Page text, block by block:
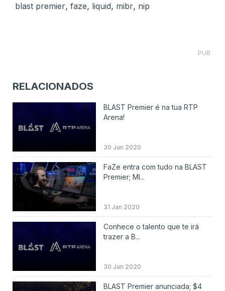
blast premier, faze, liquid, mibr, nip
PUB
RELACIONADOS
BLAST Premier é na tua RTP
Arena!
30 Jan 2020
FaZe entra com tudo na BLAST
Premier; MI...
31 Jan 2020
Conhece o talento que te irá
trazer a B...
30 Jan 2020
BLAST Premier anunciada; $4